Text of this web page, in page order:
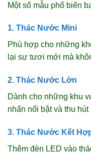
Một số mẫu phổ biến
1. Thác Nước Mini
Phù hợp cho những
lại sự tươi mới mà
2. Thác Nước Lớn
Dành cho những khu
nhấn nổi bật và thu hút
3. Thác Nước Kết
Thêm đèn LED vào